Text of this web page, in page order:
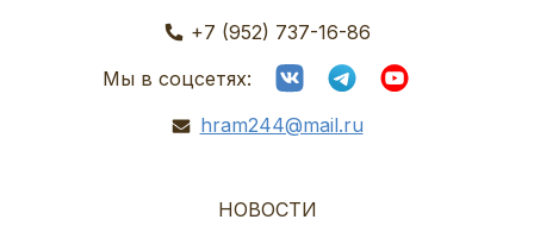
+7 (952) 737-16-86
Мы в соцсетях:
hram244@mail.ru
НОВОСТИ